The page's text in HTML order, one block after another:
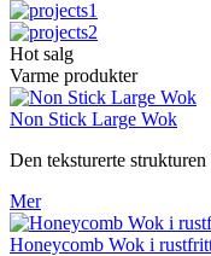
Hot salg
Varme produkter
Non Stick Large Wok
Den teksturerte
Mer
Honeycomb Wok i